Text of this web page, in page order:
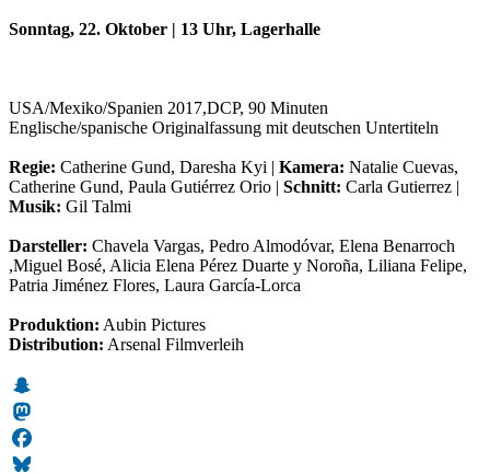
Sonntag, 22. Oktober | 13 Uhr, Lagerhalle
USA/Mexiko/Spanien 2017,DCP, 90 Minuten
Englische/spanische Originalfassung mit deutschen Untertiteln
Regie: Catherine Gund, Daresha Kyi | Kamera: Natalie Cuevas,
Catherine Gund, Paula Gutiérrez Orio | Schnitt: Carla Gutierrez |
Musik: Gil Talmi
Darsteller: Chavela Vargas, Pedro Almodóvar, Elena Benarroch
,Miguel Bosé, Alicia Elena Pérez Duarte y Noroña, Liliana Felipe,
Patria Jiménez Flores, Laura García-Lorca
Produktion: Aubin Pictures
Distribution: Arsenal Filmverleih
Snapchat
Mastodon
Facebook